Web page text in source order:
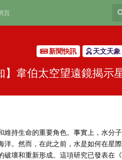
頁
新聞快訊 天文天象
】韋伯太空望遠鏡揭示
持生命的重要角色。事實上，水分
。然而，在此之前，水是如何在星
壞和重新形成。這項研究已發表在